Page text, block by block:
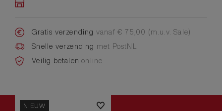
Gratis verzending vanaf € 75,00 (m.u.v. Sale)
Snelle verzending met PostNL
Veilig betalenonline
NIEUW